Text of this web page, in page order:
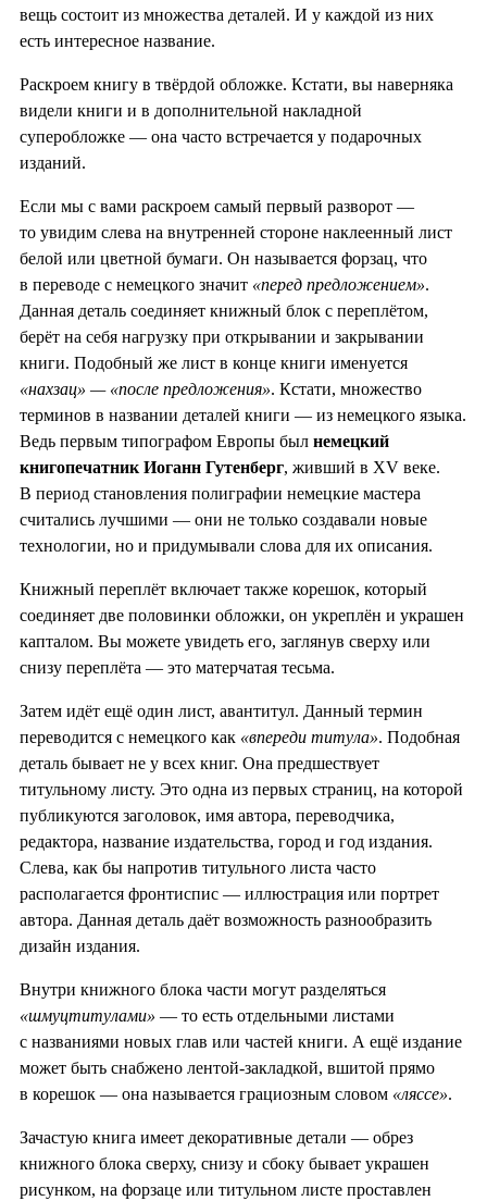
вещь состоит из множества деталей. И у каждой из них
есть интересное название.
Раскроем книгу в твёрдой обложке. Кстати, вы наверняка
видели книги и в дополнительной накладной
суперобложке — она часто встречается у подарочных
изданий.
Если мы с вами раскроем самый первый разворот —
то увидим слева на внутренней стороне наклеенный лист
белой или цветной бумаги. Он называется форзац, что
в переводе с немецкого значит «перед предложением».
Данная деталь соединяет книжный блок с переплётом,
берёт на себя нагрузку при открывании и закрывании
книги. Подобный же лист в конце книги именуется
«нахзац» — «после предложения». Кстати, множество
терминов в названии деталей книги — из немецкого языка.
Ведь первым типографом Европы был немецкий
книгопечатник Иоганн Гутенберг, живший в XV веке.
В период становления полиграфии немецкие мастера
считались лучшими — они не только создавали новые
технологии, но и придумывали слова для их описания.
Книжный переплёт включает также корешок, который
соединяет две половинки обложки, он укреплён и украшен
капталом. Вы можете увидеть его, заглянув сверху или
снизу переплёта — это матерчатая тесьма.
Затем идёт ещё один лист, авантитул. Данный термин
переводится с немецкого как «впереди титула». Подобная
деталь бывает не у всех книг. Она предшествует
титульному листу. Это одна из первых страниц, на которой
публикуются заголовок, имя автора, переводчика,
редактора, название издательства, город и год издания.
Слева, как бы напротив титульного листа часто
располагается фронтиспис — иллюстрация или портрет
автора. Данная деталь даёт возможность разнообразить
дизайн издания.
Внутри книжного блока части могут разделяться
«шмуцтитулами» — то есть отдельными листами
с названиями новых глав или частей книги. А ещё издание
может быть снабжено лентой-закладкой, вшитой прямо
в корешок — она называется грациозным словом «ляссе».
Зачастую книга имеет декоративные детали — обрез
книжного блока сверху, снизу и сбоку бывает украшен
рисунком, на форзаце или титульном листе проставлен